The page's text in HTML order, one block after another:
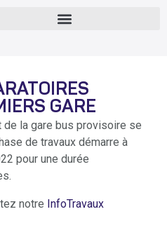
GARE
de la gare bus provisoire se
de travaux démarre à
pour une durée
notre InfoTravaux